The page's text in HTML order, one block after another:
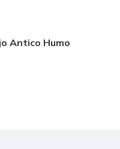
Antico Humo